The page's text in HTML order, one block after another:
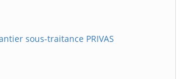
sous-traitance PRIVAS